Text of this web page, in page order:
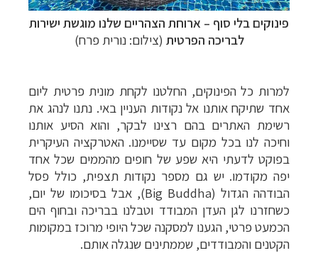
פינוקים בלי סוף – ארוחת הצהריים שלנו מוגשת ישירות
לבריכה הפרטית (צילום: נורית פרח)
למרות כל הפינוקים, החלטנו לקחת מונית פרטית ליום
אחד שתיקח אותנו אל נקודות העניין באי. נתנו לנהג את
רשימת האתרים בהם רצינו לבקר, והוא הסיע אותנו
וחיכה לנו בכל מקום עד שסיימנו. האטרקציה העיקרית
בפוקט לדעתי היא שפע של חופים מהממים שכל אחד
יפה מקודמו. יש גם מספר נקודות תצפית, כולל פסל
הבודהה הגדול (Big Buddha), אבל בסיכומו של יום,
כשחזרנו לגן העדן המבודד וטבלנו בבריכה ובחוף הים
הכמעט פרטי, הגענו למסקנה שכל היופי מרוכז במקומות
הקטנים והמבודדים, שממתינים שנגלה אותם.